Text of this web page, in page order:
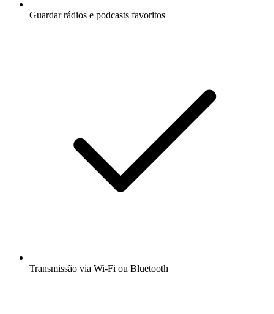
Guardar rádios e podcasts favoritos
Transmissão via Wi-Fi ou Bluetooth